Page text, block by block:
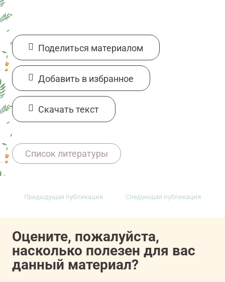
Поделиться материалом
Добавить в избранное
Cкачать текст
https://www.annalsofoncology.org/action/
pii=S0923-7534%2820%2942448-2
Список литературы
Предыдущая публикация Следующая публикация
Оцените, пожалуйста,
насколько полезен для вас
данный материал?